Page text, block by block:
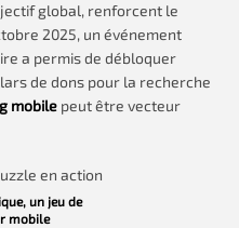
global, renforcent le
2025, un événement
a permis de débloquer
de dons pour la recherche
mobile peut être vecteur
un jeu de
mobile